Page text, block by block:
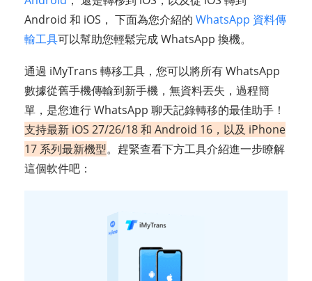
Android 和 iOS， 下面為您介紹的 WhatsApp 資料傳
輸工具可以幫助您輕鬆完成 WhatsApp 換機。
通過 iMyTrans 轉移工具，您可以將所有 WhatsApp
數據從舊手機傳輸到新手機，無資料丟失，過程簡
單，是您進行 WhatsApp 聊天記錄轉移的最佳助手！
支持最新 iOS 27/26/18 和 Android 16，以及 iPhone
17 系列最新機型。趕緊查看下方工具介紹進一步瞭解
這個軟件吧：